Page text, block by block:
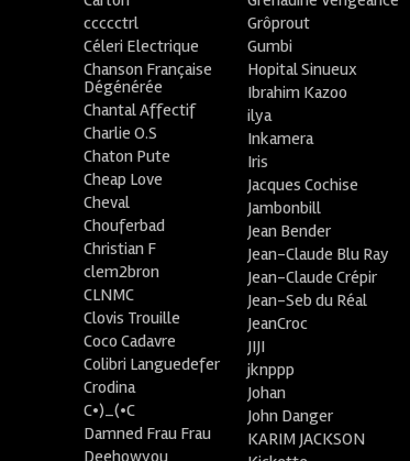
ccccctrl
Céleri Electrique
Chanson Française
Dégénérée
Chantal Affectif
Charlie O.S
Chaton Pute
Cheap Love
Cheval
Chouferbad
Christian F
clem2bron
CLNMC
Clovis Trouille
Coco Cadavre
Colibri Languedefer
Crodina
C•)_(•C
Damned Frau Frau
Deehowyou
Grôprout
Gumbi
Hopital Sinueux
Ibrahim Kazoo
ilya
Inkamera
Iris
Jacques Cochise
Jambonbill
Jean Bender
Jean-Claude Blu Ray
Jean-Claude Crépir
Jean-Seb du Réal
JeanCroc
JIJI
jknppp
Johan
John Danger
KARIM JACKSON